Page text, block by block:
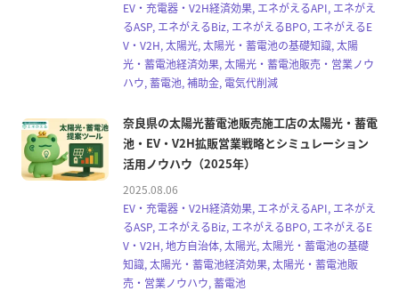
EV・充電器・V2H経済効果, エネがえるAPI, エネがえ
るASP, エネがえるBiz, エネがえるBPO, エネがえるE
V・V2H, 太陽光, 太陽光・蓄電池の基礎知識, 太陽
光・蓄電池経済効果, 太陽光・蓄電池販売・営業ノウ
ハウ, 蓄電池, 補助金, 電気代削減
奈良県の太陽光蓄電池販売施工店の太陽光・蓄電
池・EV・V2H拡販営業戦略とシミュレーション
活用ノウハウ（2025年）
2025.08.06
EV・充電器・V2H経済効果, エネがえるAPI, エネがえ
るASP, エネがえるBiz, エネがえるBPO, エネがえるE
V・V2H, 地方自治体, 太陽光, 太陽光・蓄電池の基礎
知識, 太陽光・蓄電池経済効果, 太陽光・蓄電池販
売・営業ノウハウ, 蓄電池